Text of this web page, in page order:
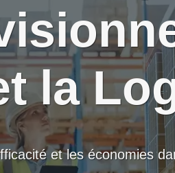
la
et les économies